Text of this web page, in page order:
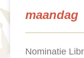
maandag
Nominatie